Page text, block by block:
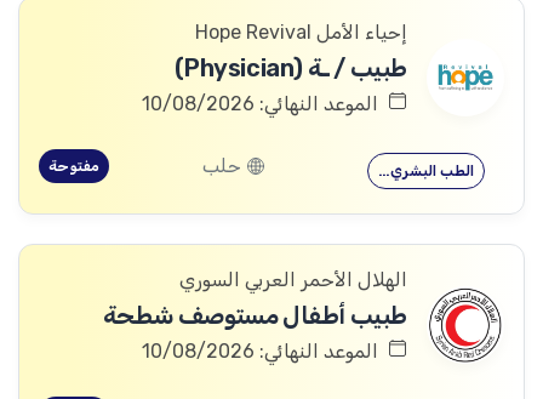
إحياء الأمل Hope Revival
طبيب / ـة (Physician)
الموعد النهائي: 10/08/2026
الطب البشري… حلب مفتوحة
الهلال الأحمر العربي السوري
طبيب أطفال مستوصف شطحة
الموعد النهائي: 10/08/2026